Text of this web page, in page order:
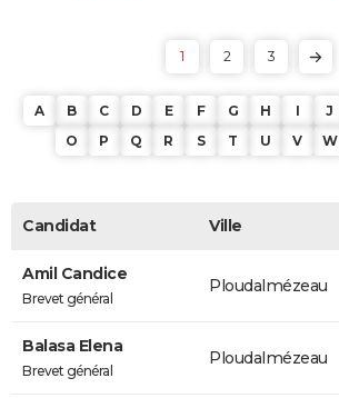
1 2 3
A B C D E F G H I J
O
P Q R S T U V W
Candidat Ville
Amil Candice
Brevet général
Ploudalmézeau
Balasa Elena
Brevet général
Ploudalmézeau